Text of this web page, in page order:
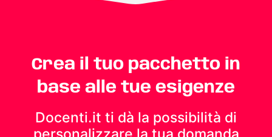
Crea il tuo pacchetto in
base alle tue esigenze
Docenti.it ti dà la possibilità di